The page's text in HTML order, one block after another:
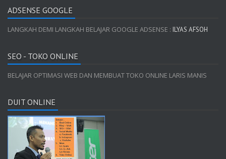
ADSENSE GOOGLE
LANGKAH DEMI LANGKAH BELAJAR GOOGLE ADSENSE : ILYAS AFSOH
SEO - TOKO ONLINE
BELAJAR OPTIMASI WEB DAN MEMBUAT TOKO ONLINE LARIS MANIS
DUIT ONLINE